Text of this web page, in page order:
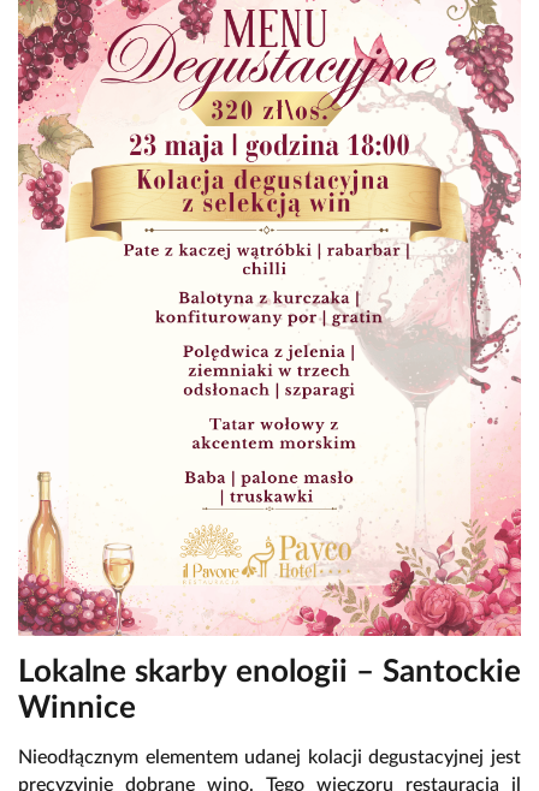
Lokalne skarby enologii – Santockie
Winnice
Nieodłącznym elementem udanej kolacji degustacyjnej jest
precyzyjnie dobrane wino. Tego wieczoru restauracja il